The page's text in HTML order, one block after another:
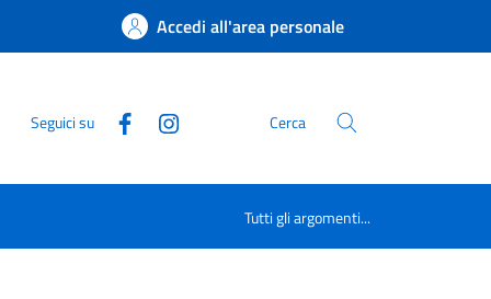
Accedi all'area personale
Seguici su Cerca
Tutti gli argomenti...